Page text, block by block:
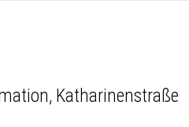
Katharinenstraße